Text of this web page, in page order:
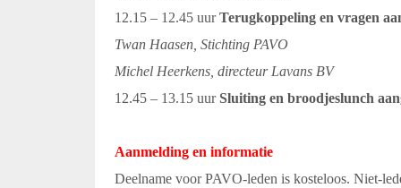
12.15 – 12.45 uurTerugkoppeling en vragen
Twan Haasen, Stichting PAVO
Michel Heerkens, directeur Lavans BV
12.45 – 13.15 uurSluiting en broodjeslunch
Aanmelding en informatie
Deelname voor PAVO-leden is kosteloos. Niet-